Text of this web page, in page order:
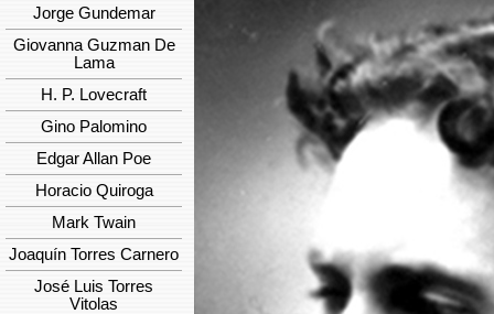
Jorge Gundemar
Giovanna Guzman De
Lama
H. P. Lovecraft
Gino Palomino
Edgar Allan Poe
Horacio Quiroga
Mark Twain
Joaquín Torres Carnero
José Luis Torres
Vitolas